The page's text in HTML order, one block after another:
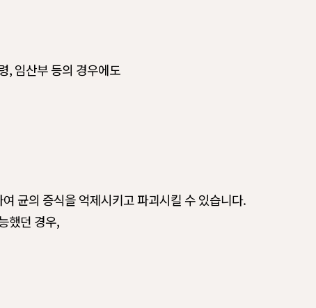
, 임산부 등의 경우에도
균의 증식을 억제시키고 파괴시킬 수 있습니다.
했던 경우,